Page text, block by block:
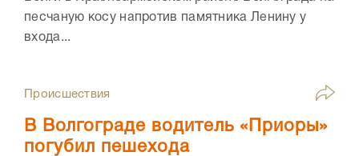
песчаную косу напротив памятника Ленину у
входа...
Происшествия
В Волгограде водитель «Приоры»
погубил пешехода